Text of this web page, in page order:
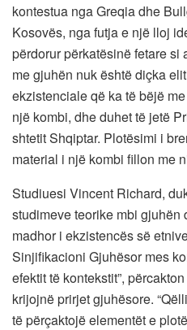
kontestua nga Greqia dhe
Kosovës, nga futja e një lloj
përdorur përkatësinë fetare si
me gjuhën nuk është diçka
ekzistenciale që ka të bëjë
një kombi, dhe duhet të jetë
shtetit Shqiptar. Plotësimi i
material i një kombi fillon me
Studiuesi Vincent Richard,
studimeve teorike mbi gjuhën
madhor i ekzistencës së
Sinjifikacioni Gjuhësor mes
efektit të kontekstit”,
krijojnë prirjet gjuhësore.
të përçaktojë elementët e